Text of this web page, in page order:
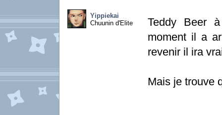
Yippiekai
Chuunin d'Elite
Teddy Beer
moment il a
revenir il ira
Mais je trouve